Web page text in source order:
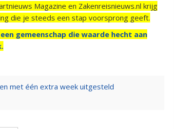
Magazine en Zakenreisnieuws.nl krijg
die je steeds een stap voorsprong geeft.
gemeenschap die waarde hecht aan
met één extra week uitgesteld